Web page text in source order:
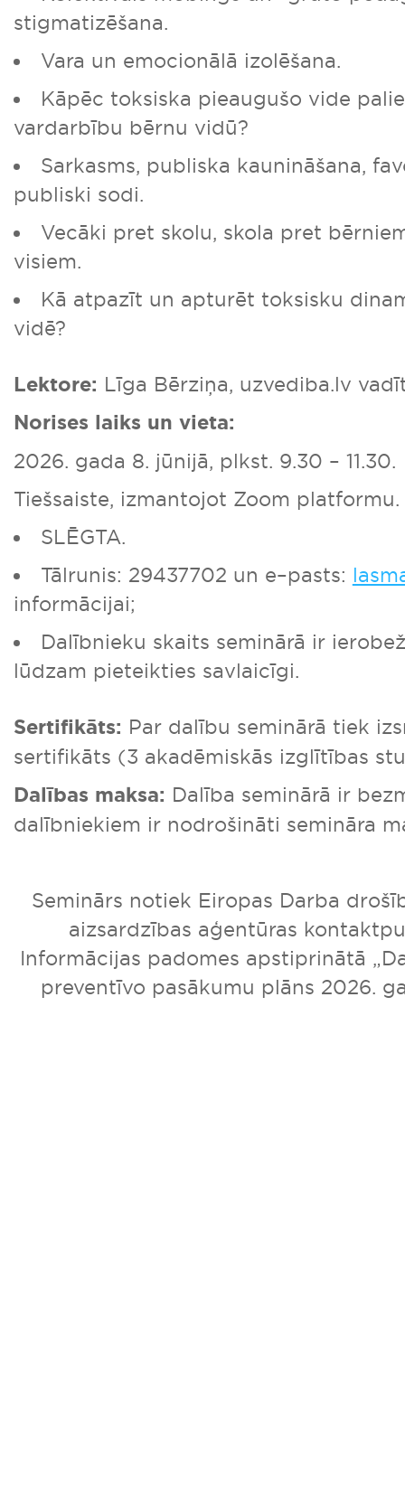
stigmatizēšana.
Vara un emocionālā izolēšana.
Kāpēc toksiska pieaugušo vide
vardarbību bērnu vidū?
Sarkasms, publiska kaunināšana,
publiski sodi.
Vecāki pret skolu, skola pret
visiem.
Kā atpazīt un apturēt toksisku
vidē?
Lektore: Līga Bērziņa, uzvediba.lv
Norises laiks un vieta:
2026. gada 8. jūnijā, plkst. 9.30 – 11.30.
Tiešsaiste, izmantojot Zoom
SLĒGTA.
Tālrunis: 29437702 un e–pasts:
informācijai;
Dalībnieku skaits seminārā ir
lūdzam pieteikties savlaicīgi.
Sertifikāts: Par dalību seminārā tiek
sertifikāts (3 akadēmiskās izglītības
Dalības maksa: Dalība seminārā ir
dalībniekiem ir nodrošināti semināra
Seminārs notiek Eiropas Darba
aizsardzības aģentūras
Informācijas padomes apstiprinātā
preventīvo pasākumu plāns 2026.